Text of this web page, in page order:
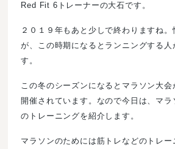
Red Fit 6トレーナーの大石です。
２０１９年もあと少しで終わりますね
が、この時期になるとランニングする人
す。
この冬のシーズンになるとマラソン大
開催されています。なので今日は、マラ
のトレーニングを紹介します。
マラソンのためには筋トレなどのトレー